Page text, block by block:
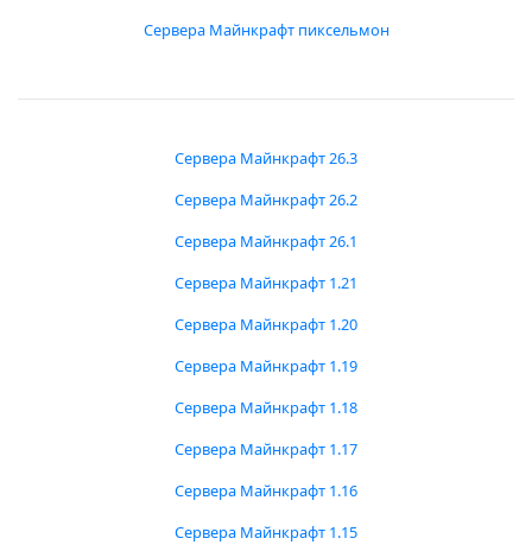
Сервера Майнкрафт пиксельмон
Сервера Майнкрафт 26.3
Сервера Майнкрафт 26.2
Сервера Майнкрафт 26.1
Сервера Майнкрафт 1.21
Сервера Майнкрафт 1.20
Сервера Майнкрафт 1.19
Сервера Майнкрафт 1.18
Сервера Майнкрафт 1.17
Сервера Майнкрафт 1.16
Сервера Майнкрафт 1.15